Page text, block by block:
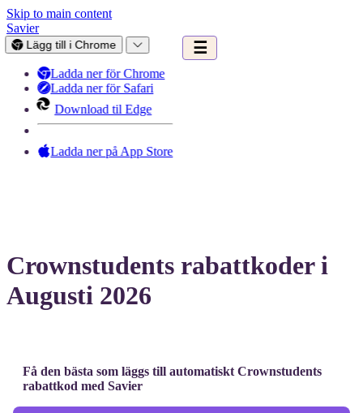
Skip to main content
Savier
Lägg till i Chrome
Ladda ner för Chrome
Ladda ner för Safari
Download til Edge
Ladda ner på App Store
☰
Crownstudents rabattkoder i
Augusti 2026
Få den bästa som läggs till automatiskt Crownstudents
rabattkod med Savier